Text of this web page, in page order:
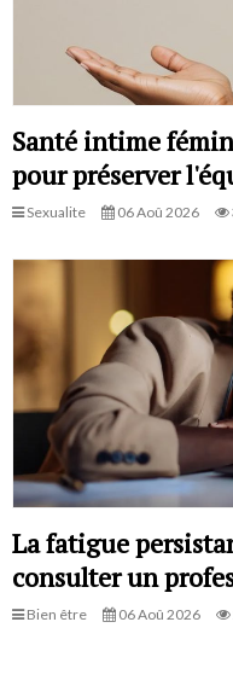
Santé intime
pour préserver
Sexualite 06 Aoû 2026
La fatigue
consulter un
Bien être 06 Aoû 2026